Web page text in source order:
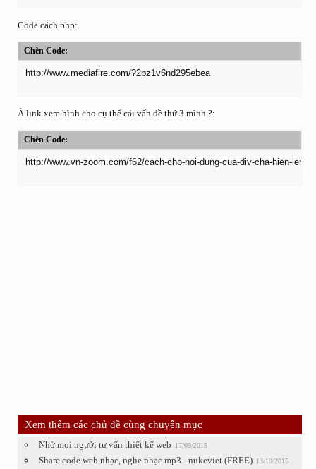
Code cách php:
Chèn Code:
http://www.mediafire.com/?2pz1v6nd295ebea
À link xem hình cho cụ thể cái vấn đề thứ 3 mình ?:
Chèn Code:
http://www.vn-zoom.com/f62/cach-cho-noi-dung-cua-div-cha-hien-len-
Xem thêm các chủ đề cùng chuyên mục
Nhờ mọi người tư vấn thiết kế web 17/09/2015
Share code web nhạc, nghe nhạc mp3 - nukeviet (FREE) 13/10/2015